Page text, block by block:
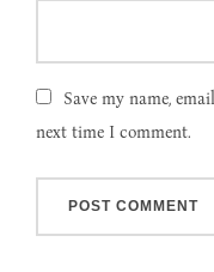
Save my name,
next time I comment.